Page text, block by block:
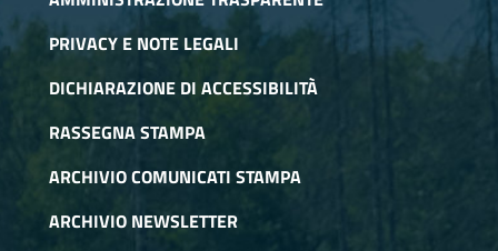
PRIVACY E NOTE LEGALI
DICHIARAZIONE DI ACCESSIBILITÀ
RASSEGNA STAMPA
ARCHIVIO COMUNICATI STAMPA
ARCHIVIO NEWSLETTER